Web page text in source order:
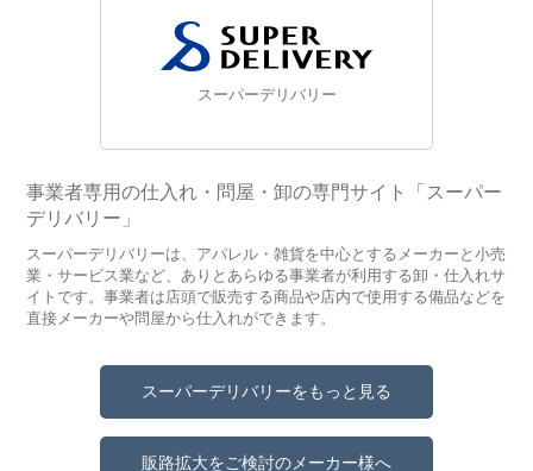
スーパーデリバリー
事業者専用の仕入れ・問屋・卸の専門サイト「スーパー
デリバリー」
スーパーデリバリーは、アパレル・雑貨を中心とするメーカーと小売
業・サービス業など、ありとあらゆる事業者が利用する卸・仕入れサ
イトです。事業者は店頭で販売する商品や店内で使用する備品などを
直接メーカーや問屋から仕入れができます。
スーパーデリバリーをもっと見る
販路拡大をご検討のメーカー様へ